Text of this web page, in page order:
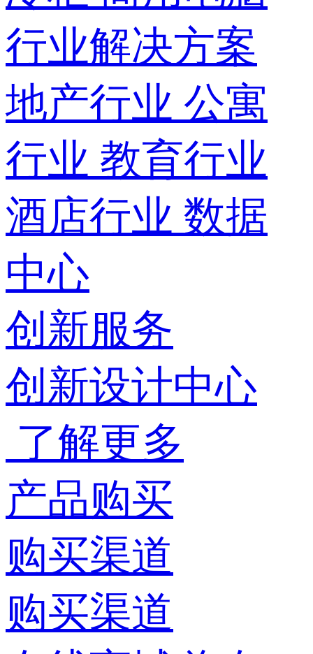
行业解决方案
地产行业 公寓
行业 教育行业
酒店行业 数据
中心
创新服务
创新设计中心
了解更多
产品购买
购买渠道
购买渠道